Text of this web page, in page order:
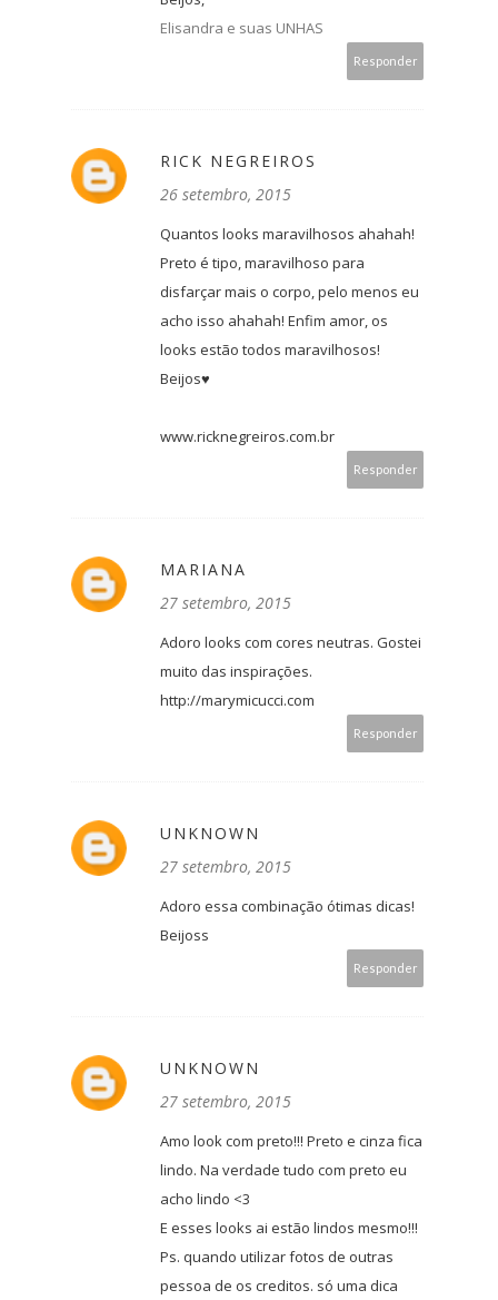
Elisandra e suas UNHAS
Responder
RICK NEGREIROS
26 setembro, 2015
Quantos looks maravilhosos ahahah!
Preto é tipo, maravilhoso para
disfarçar mais o corpo, pelo menos eu
acho isso ahahah! Enfim amor, os
looks estão todos maravilhosos!
Beijos♥
www.ricknegreiros.com.br
Responder
MARIANA
27 setembro, 2015
Adoro looks com cores neutras. Gostei
muito das inspirações.
http://marymicucci.com
Responder
UNKNOWN
27 setembro, 2015
Adoro essa combinação ótimas dicas!
Beijoss
Responder
UNKNOWN
27 setembro, 2015
Amo look com preto!!! Preto e cinza fica
lindo. Na verdade tudo com preto eu
acho lindo <3
E esses looks ai estão lindos mesmo!!!
Ps. quando utilizar fotos de outras
pessoa de os creditos. só uma dica